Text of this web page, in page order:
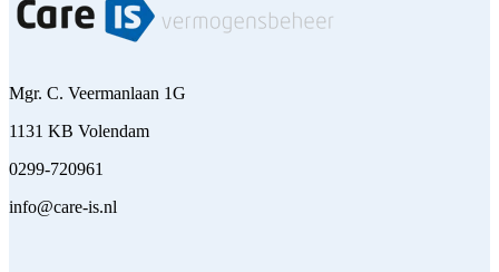
Mgr. C. Veermanlaan 1G
1131 KB Volendam
0299-720961
info@care-is.nl